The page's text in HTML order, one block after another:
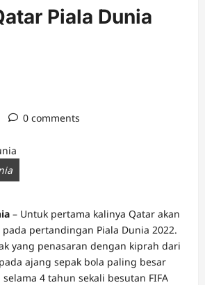
Piala Dunia
0 comments
– Untuk pertama kalinya Qatar akan
pertandingan Piala Dunia 2022.
yang penasaran dengan kiprah dari
ajang sepak bola paling besar
4 tahun sekali besutan FIFA